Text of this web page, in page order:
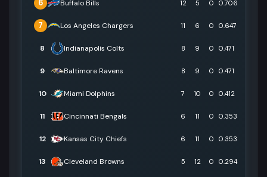
6 Buffalo Bills 12 5 0 0.706
7 Los Angeles Chargers 11 6 0 0.647
8 Indianapolis Colts 8 9 0 0.471
9 Baltimore Ravens 8 9 0 0.471
10 Miami Dolphins 7 10 0 0.412
11 Cincinnati Bengals 6 11 0 0.353
12 Kansas City Chiefs 6 11 0 0.353
13 Cleveland Browns 5 12 0 0.294